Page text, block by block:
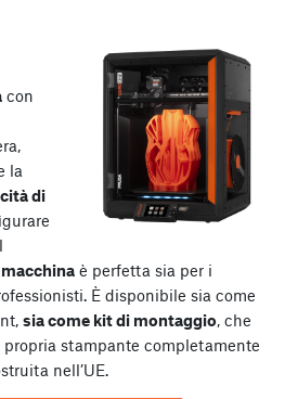
con
la
di
è perfetta sia per i
È disponibile sia come
sia come kit di montaggio, che
stampante completamente
nell’UE.